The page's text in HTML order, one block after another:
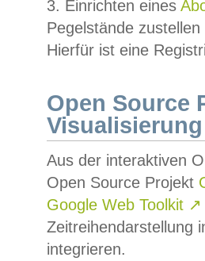
3. Einrichten eines
Pegelstände
Hierfür ist eine
Open Source
Visualisierung
Aus der interaktiven
Open Source Projekt
Google Web Toolkit ↗
Zeitreihendarstellung
integrieren.